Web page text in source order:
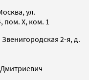
ул.
пом. X, ком. 1
2-я, д.